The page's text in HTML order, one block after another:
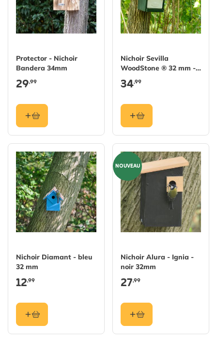
Protector - Nichoir
Bandera 34mm
29,99
Nichoir Sevilla
WoodStone ® 32 mm -
Vert
34,99
Nichoir Diamant - bleu
32 mm
12,99
NOUVEAU
Nichoir Alura - Ignia -
noir 32mm
27,99